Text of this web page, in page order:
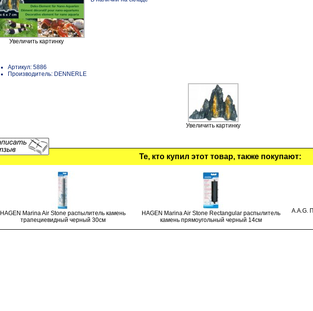
Увеличить картинку
Артикул: 5886
Производитель: DENNERLE
Увеличить картинку
Те, кто купил этот товар, также покупают:
HAGEN Marina Air Stone распылитель камень
трапециевидный черный 30см
HAGEN Marina Air Stone Rectangular распылитель
камень прямоугольный черный 14см
A.A.G.